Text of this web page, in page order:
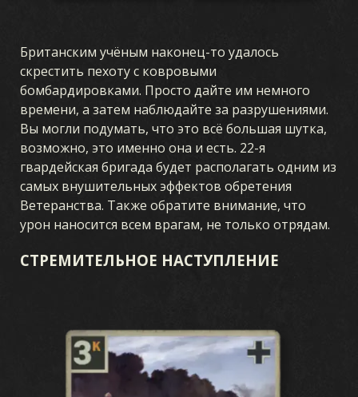
Британским учёным наконец-то удалось
скрестить пехоту с ковровыми
бомбардировками. Просто дайте им немного
времени, а затем наблюдайте за разрушениями.
Вы могли подумать, что это всё большая шутка,
возможно, это именно она и есть. 22-я
гвардейская бригада будет располагать одним из
самых внушительных эффектов обретения
Ветеранства. Также обратите внимание, что
урон наносится всем врагам, не только отрядам.
СТРЕМИТЕЛЬНОЕ НАСТУПЛЕНИЕ